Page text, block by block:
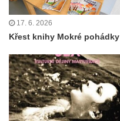
17. 6. 2026
Křest knihy Mokré pohádky